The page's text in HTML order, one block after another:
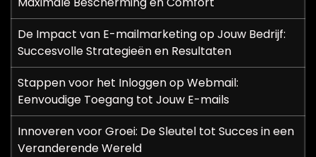
De Impact van E-mailmarketing op Jouw Bedrijf:
Succesvolle Strategieën en Resultaten
Stappen voor het Inloggen op Webmail:
Eenvoudige Toegang tot Jouw E-mails
Innoveren voor Groei: De Sleutel tot Succes in een
Veranderende Wereld